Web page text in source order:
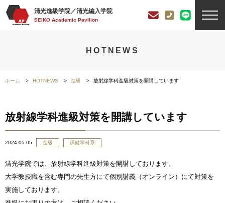
清光進級学院／清光編入学院
SEIKO Academic Pavilion
HOTNEWS
ホーム HOTNEWS 進級 放射線学科進級対策を開講しています
放射線学科進級対策を開講しています
2024.05.05 進級 保健学科系
清光学院では、放射線学科進級対策を開講しております。
大学教授職を含む専門の先生方にて個別講義（オンライン）にて対策を
実施しております。